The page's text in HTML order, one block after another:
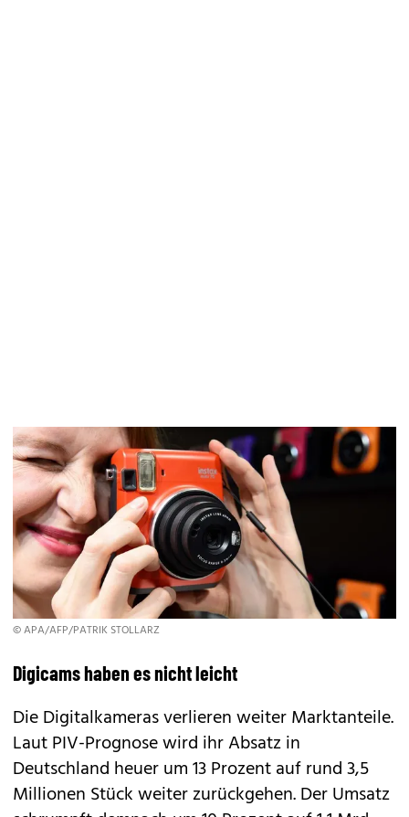
© APA/AFP/PATRIK STOLLARZ
Digicams haben es nicht leicht
Die Digitalkameras verlieren weiter Marktanteile.
Laut PIV-Prognose wird ihr Absatz in
Deutschland heuer um 13 Prozent auf rund 3,5
Millionen Stück weiter zurückgehen. Der Umsatz